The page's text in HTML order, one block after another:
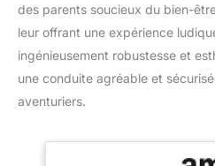
des parents soucieux du bien-
leur offrant une expérience
ingénieusement robustesse et
une conduite agréable et
aventuriers.